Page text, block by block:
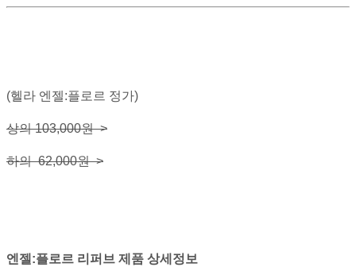
(헬라 엔젤:플로르 정가)
상의 103,000원 >
하의 62,000원 >
엔젤:플로르 리퍼브 제품 상세정보